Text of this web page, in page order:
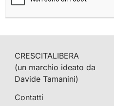
CRESCITALIBERA
(un marchio ideato da
Davide Tamanini)
Contatti